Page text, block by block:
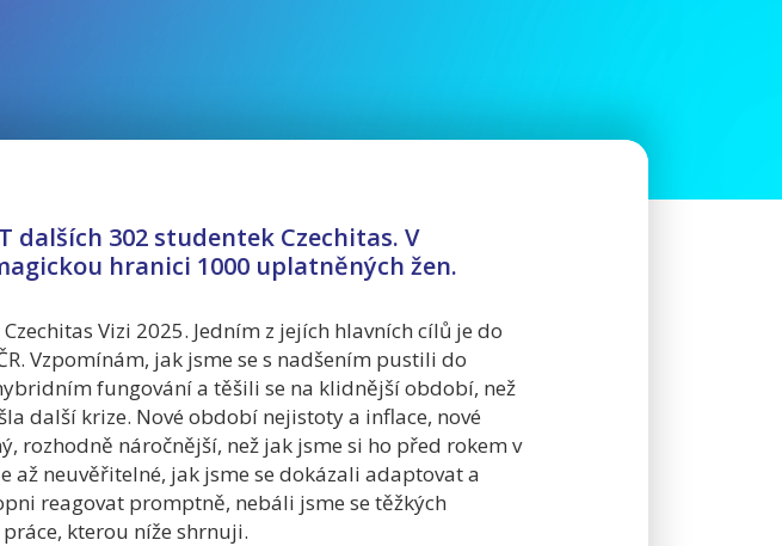
dalších 302 studentek Czechitas. V
hranici 1000 uplatněných žen.
Vizi 2025. Jedním z jejích hlavních cílů je do
Vzpomínám, jak jsme se s nadšením pustili do
fungování a těšili se na klidnější období, než
další krize. Nové období nejistoty a inflace, nové
rozhodně náročnější, než jak jsme si ho před rokem v
neuvěřitelné, jak jsme se dokázali adaptovat a
reagovat promptně, nebáli jsme se těžkých
kterou níže shrnuji.